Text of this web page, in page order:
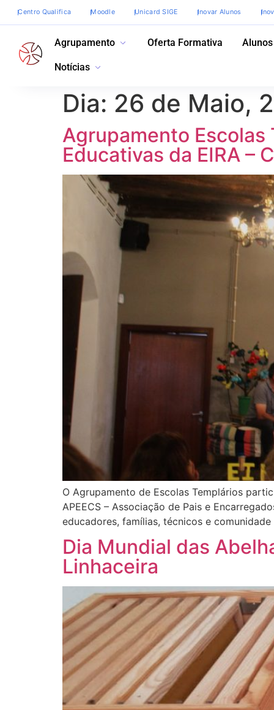
Centro Qualifica Moodle Unicard SIGE Inovar Alunos
Agrupamento Oferta Formativa
Notícias
Dia: 26 de Maio,
Agrupamento Escolas
Educativas da EIRA –
O Agrupamento de Escolas Templários
APEECS – Associação de Pais e
educadores, famílias, técnicos e
Dia Mundial das
Linhaceira